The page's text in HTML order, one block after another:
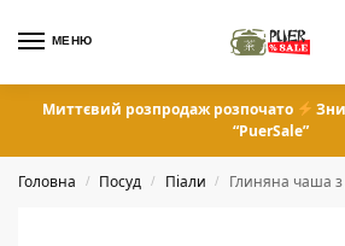
МЕНЮ
Миттєвий розпродаж розпочато
“PuerSale”
Головна / Посуд / Піали / Глиняна чаша